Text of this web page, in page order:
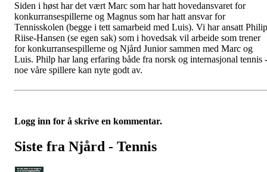
Siden i høst har det vært Marc som har hatt hovedansvaret for
konkurransespillerne og Magnus som har hatt ansvar for
Tennisskolen (begge i tett samarbeid med Luis). Vi har ansatt Philip
Riise-Hansen (se egen sak) som i hovedsak vil arbeide som trener
for konkurransespillerne og Njård Junior sammen med Marc og
Luis. Philp har lang erfaring både fra norsk og internasjonal tennis -
noe våre spillere kan nyte godt av.
Logg inn for å skrive en kommentar.
Siste fra Njård - Tennis